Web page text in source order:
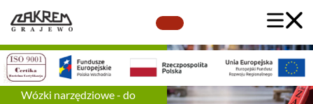
Wózki narzędziowe - do